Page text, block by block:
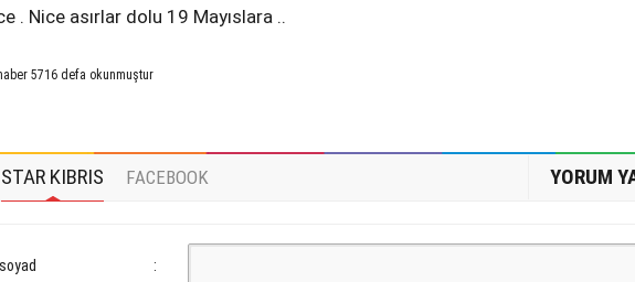
. Nice asırlar dolu 19 Mayıslara ..
5716 defa okunmuştur
STAR KIBRIS FACEBOOK YORUM
: